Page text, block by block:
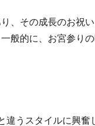
、その成長のお祝
般的に、お宮参り
うスタイルに興